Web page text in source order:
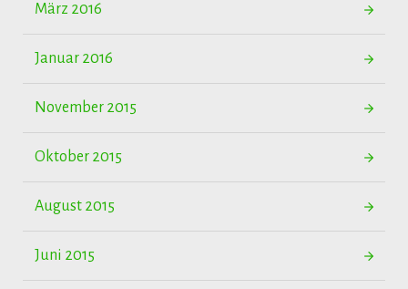
März 2016
Januar 2016
November 2015
Oktober 2015
August 2015
Juni 2015